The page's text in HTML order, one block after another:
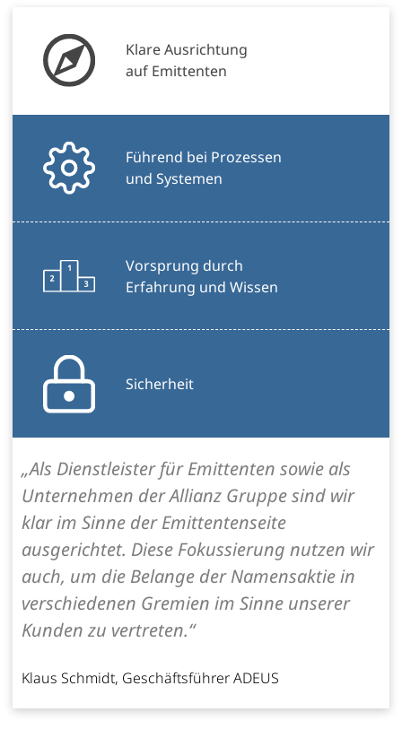
Klare Ausrichtung
auf Emittenten
Führend bei Prozessen
und Systemen
Vorsprung durch
Erfahrung und Wissen
Sicherheit
„Als Dienstleister für Emittenten sowie als
Unternehmen der Allianz Gruppe sind wir
klar im Sinne der Emittentenseite
ausgerichtet. Diese Fokussierung nutzen wir
auch, um die Belange der Namensaktie in
verschiedenen Gremien im Sinne unserer
Kunden zu vertreten.“
Klaus Schmidt, Geschäftsführer ADEUS